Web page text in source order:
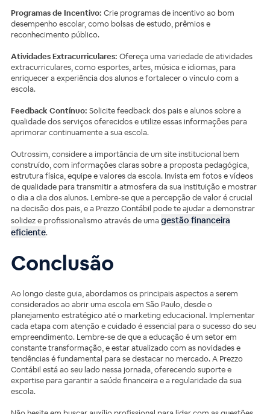
Programas de Incentivo: Crie programas de incentivo ao bom
desempenho escolar, como bolsas de estudo, prêmios e
reconhecimento público.
Atividades Extracurriculares: Ofereça uma variedade de atividades
extracurriculares, como esportes, artes, música e idiomas, para
enriquecer a experiência dos alunos e fortalecer o vínculo com a
escola.
Feedback Contínuo: Solicite feedback dos pais e alunos sobre a
qualidade dos serviços oferecidos e utilize essas informações para
aprimorar continuamente a sua escola.
Outrossim, considere a importância de um site institucional bem
construído, com informações claras sobre a proposta pedagógica,
estrutura física, equipe e valores da escola. Invista em fotos e vídeos
de qualidade para transmitir a atmosfera da sua instituição e mostrar
o dia a dia dos alunos. Lembre-se que a percepção de valor é crucial
na decisão dos pais, e a Prezzo Contábil pode te ajudar a demonstrar
solidez e profissionalismo através de umagestão financeira
eficiente.
Conclusão
Ao longo deste guia, abordamos os principais aspectos a serem
considerados ao abrir uma escola em São Paulo, desde o
planejamento estratégico até o marketing educacional. Implementar
cada etapa com atenção e cuidado é essencial para o sucesso do seu
empreendimento. Lembre-se de que a educação é um setor em
constante transformação, e estar atualizado com as novidades e
tendências é fundamental para se destacar no mercado. A Prezzo
Contábil está ao seu lado nessa jornada, oferecendo suporte e
expertise para garantir a saúde financeira e a regularidade da sua
escola.